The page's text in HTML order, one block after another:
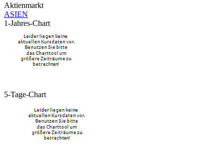
Aktienmarkt
ASIEN
1-Jahres-Chart
5-Tage-Chart